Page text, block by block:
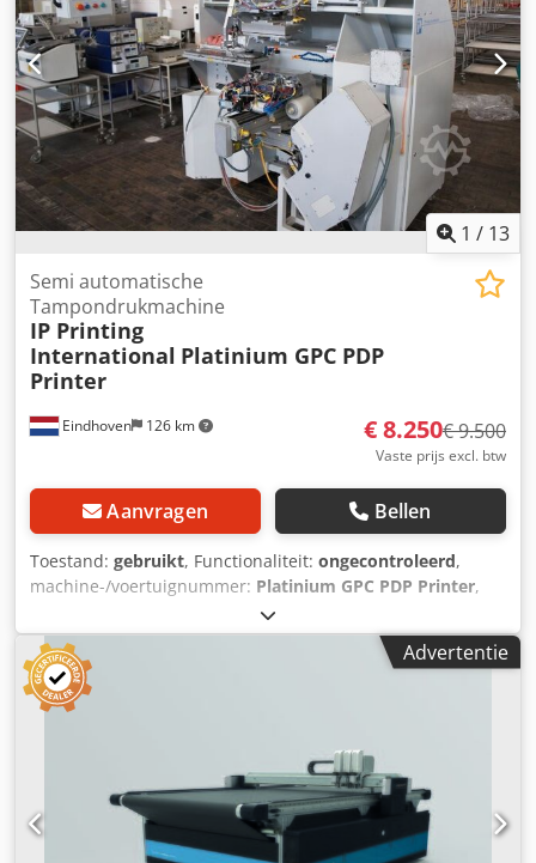
1 / 13
Eindhoven 126 km
Semi automatische
Tampondrukmachine
IP Printing
International Platinium GPC PDP
Printer
€ 8.250€ 9.500
Vaste prijs excl. btw
Aanvragen Bellen
Toestand: gebruikt, Functionaliteit: ongecontroleerd,
machine-/voertuignummer: Platinium GPC PDP Printer,
Gebruikte IP Semi Automatische Tampondrukinstallatie /
Tamponprinter Dcjdew H Naajpfx Ai Njk IP Printing
International Semi Automatic Pad Printing Machine "Used
for Pad Printing of PIA on son-tubes and on shaped
products" Manufacturer: IP Printing International Belgium
Printer Controller: Siemens Simatic Tough Pannel Inclusief
pallet met gereedschap en extra onderdelen
Advertentie